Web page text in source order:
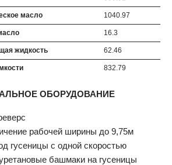
масло 1040.97
16.3
жидкость 62.46
832.79
ОБОРУДОВАНИЕ
рабочей ширины до 9,75м
гусеницы с одной скоростью
башмаки на гусеницы